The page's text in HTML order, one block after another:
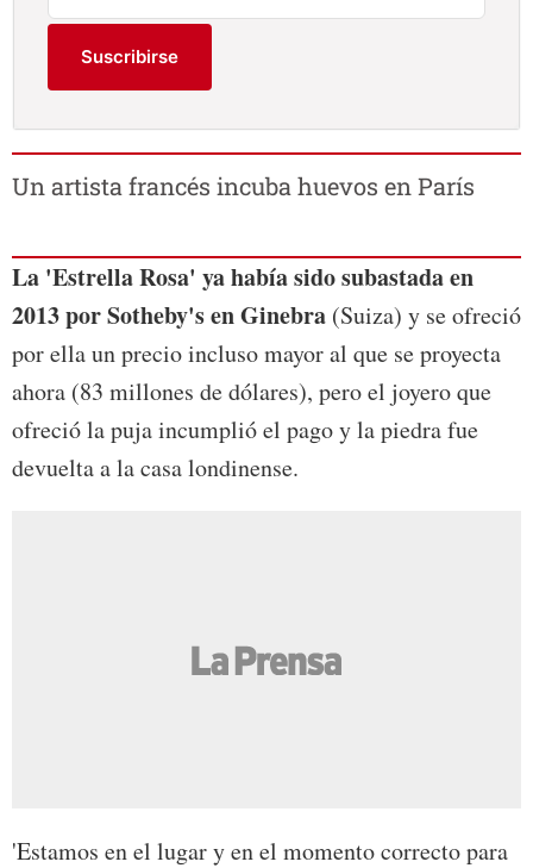
Suscribirse
Un artista francés incuba huevos en París
La 'Estrella Rosa' ya había sido subastada en
2013 por Sotheby's en Ginebra (Suiza) y se ofreció
por ella un precio incluso mayor al que se proyecta
ahora (83 millones de dólares), pero el joyero que
ofreció la puja incumplió el pago y la piedra fue
devuelta a la casa londinense.
'Estamos en el lugar y en el momento correcto para